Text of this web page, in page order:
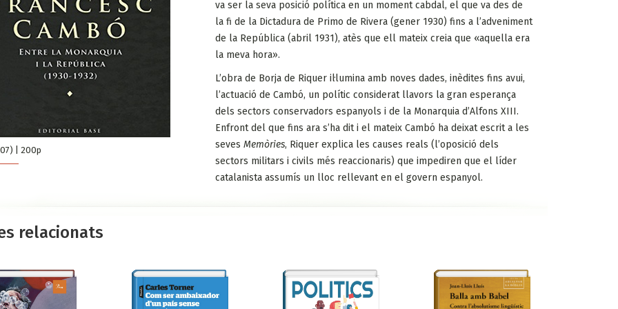
| 200p
va ser la seva posició política en un moment cabdal, el que va des de
la fi de la Dictadura de Primo de Rivera (gener 1930) fins a l’adveniment
de la República (abril 1931), atès que ell mateix creia que «aquella era
la meva hora».
L’obra de Borja de Riquer il·lumina amb noves dades, inèdites fins avui,
l’actuació de Cambó, un polític considerat llavors la gran esperança
dels sectors conservadors espanyols i de la Monarquia d’Alfons XIII.
Enfront del que fins ara s’ha dit i el mateix Cambó ha deixat escrit a les
sevesMemòries, Riquer explica les causes reals (l’oposició dels
sectors militars i civils més reaccionaris) que impediren que el líder
catalanista assumís un lloc rellevant en el govern espanyol.
relacionats